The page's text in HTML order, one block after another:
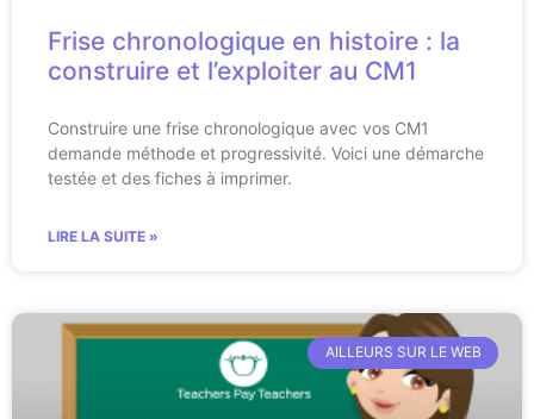
Frise chronologique en histoire : la
construire et l’exploiter au CM1
Construire une frise chronologique avec vos CM1
demande méthode et progressivité. Voici une démarche
testée et des fiches à imprimer.
LIRE LA SUITE »
AILLEURS SUR LE WEB